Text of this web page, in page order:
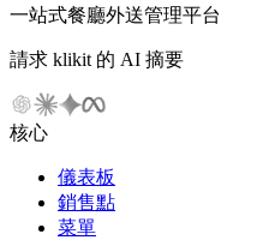
一站式餐廳外送管理平台
請求 klikit 的 AI 摘要
核心
儀表板
銷售點
菜單